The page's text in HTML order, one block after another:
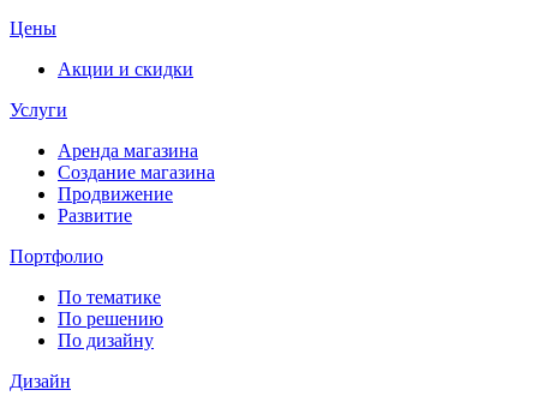
Цены
Акции и скидки
Услуги
Аренда магазина
Создание магазина
Продвижение
Развитие
Портфолио
По тематике
По решению
По дизайну
Дизайн